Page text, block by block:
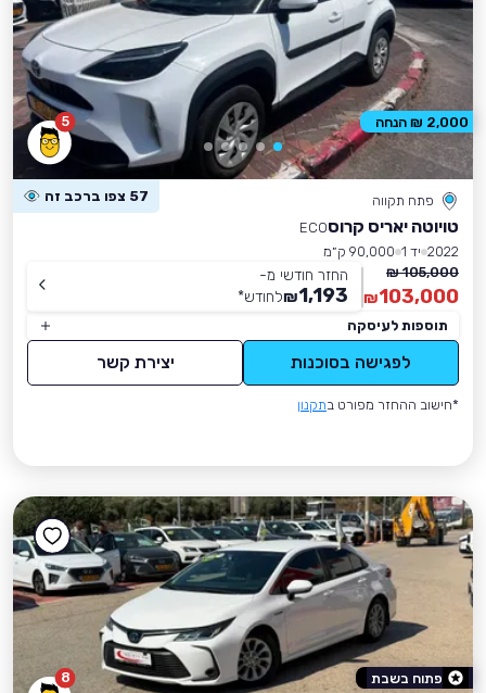
5
פתח תקווה 57 צפו ברכב זה
טויוטה יאריס קרוסECO
2022 יד 1
90,000 ק״מ
105,000 ₪
103,000
₪
החזר חודשי מ-
1,193
₪לחודש*
תוספות לעיסקה
לפגישה בסוכנות יצירת קשר
*חישוב ההחזר מפורט בתקנון
2,000 ₪ הנחה
8 פתוח בשבת